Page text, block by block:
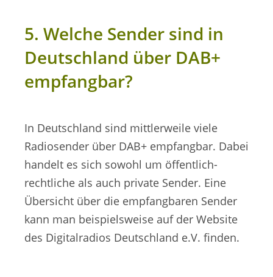
5. Welche Sender sind in
Deutschland über DAB+
empfangbar?
In Deutschland sind mittlerweile viele
Radiosender über DAB+ empfangbar. Dabei
handelt es sich sowohl um öffentlich-
rechtliche als auch private Sender. Eine
Übersicht über die empfangbaren Sender
kann man beispielsweise auf der Website
des Digitalradios Deutschland e.V. finden.